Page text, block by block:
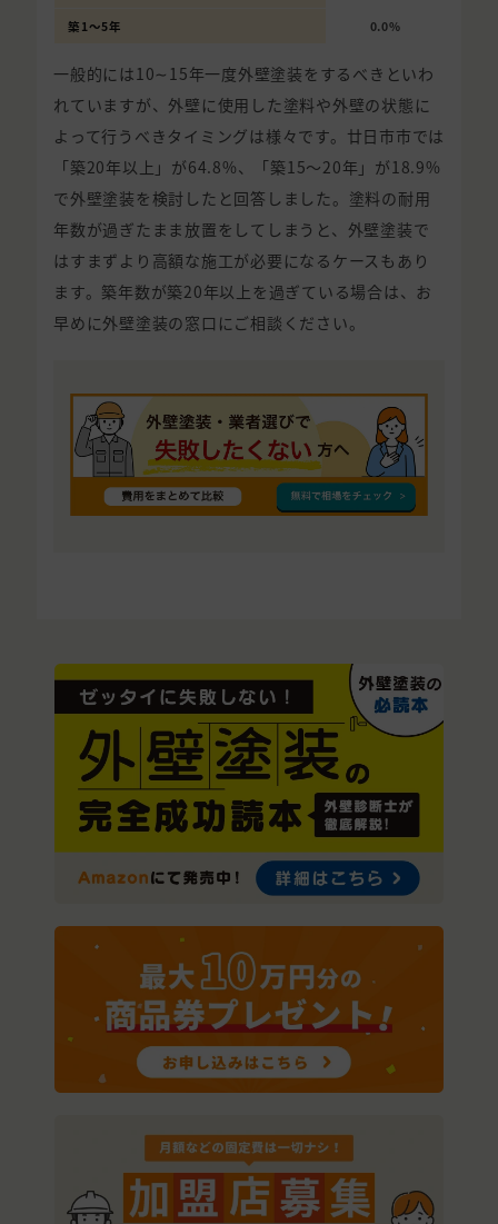
築1〜5年 0.0%
一般的には10∼15年一度外壁塗装をするべきといわ
れていますが、外壁に使用した塗料や外壁の状態に
よって行うべきタイミングは様々です。廿日市市では
「築20年以上」が64.8%、「築15〜20年」が18.9%
で外壁塗装を検討したと回答しました。塗料の耐用
年数が過ぎたまま放置をしてしまうと、外壁塗装で
はすまずより高額な施工が必要になるケースもあり
ます。築年数が築20年以上を過ぎている場合は、お
早めに外壁塗装の窓口にご相談ください。